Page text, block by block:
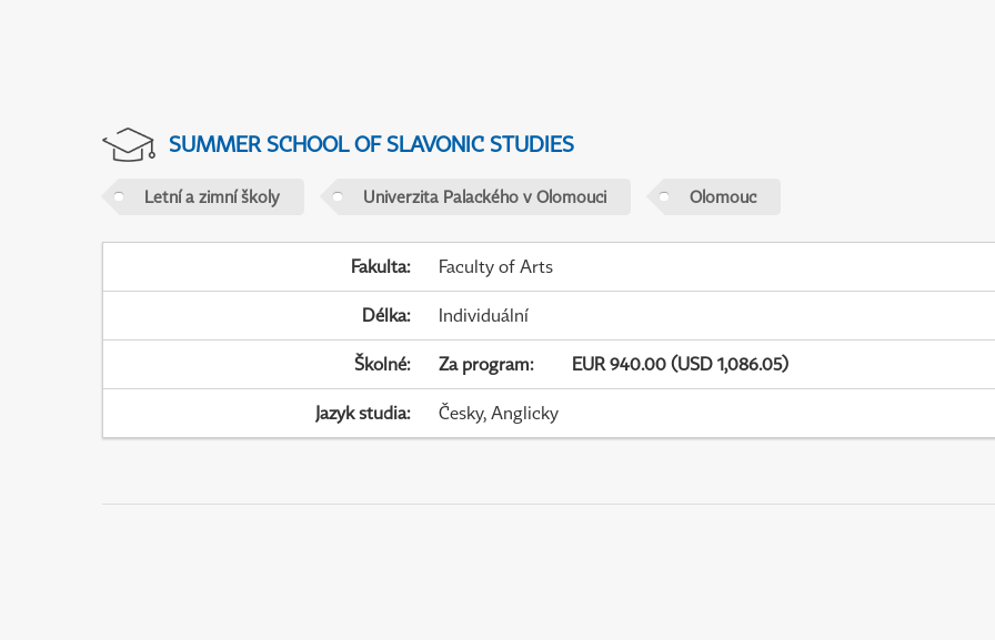
SUMMER SCHOOL OF SLAVONIC STUDIES
Letní a zimní školy Univerzita Palackého v Olomouci Olomouc
Fakulta: Faculty of Arts
Délka: Individuální
Školné: Za program: EUR 940.00 (USD 1,086.05)
Jazyk studia: Česky, Anglicky